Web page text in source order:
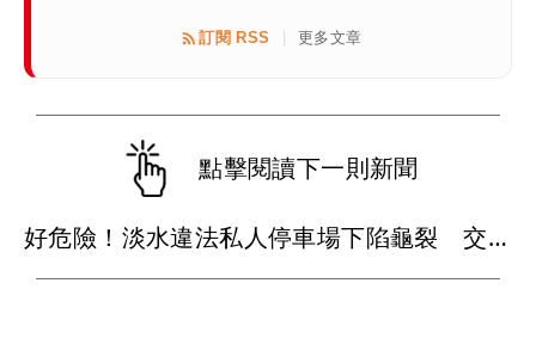
訂閱 RSS 更多文章
點擊閱讀下一則新聞
好危險！淡水違法私人停車場下陷龜裂 交通局勒令封場下通牒